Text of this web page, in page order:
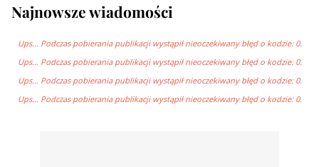
Najnowsze wiadomości
Ups… Podczas pobierania publikacji wystąpił nieoczekiwany błęd o kodzie: 0.
Ups… Podczas pobierania publikacji wystąpił nieoczekiwany błęd o kodzie: 0.
Ups… Podczas pobierania publikacji wystąpił nieoczekiwany błęd o kodzie: 0.
Ups… Podczas pobierania publikacji wystąpił nieoczekiwany błęd o kodzie: 0.